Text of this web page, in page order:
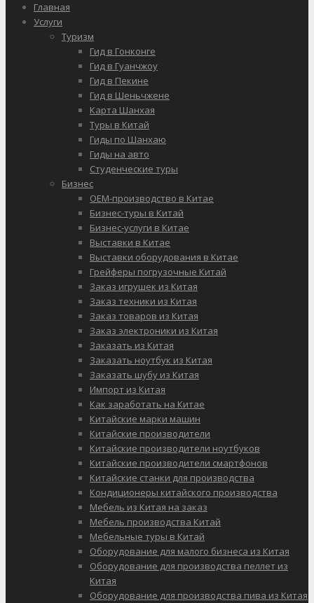
Главная
Услуги
Туризм
Гид в Гонконге
Гид в Гуанчжоу
Гид в Пекине
Гид в Шеньчжене
Карта Шанхая
Туры в Китай
Гиды по Шанхаю
Гиды на авто
Студенческие туры
Бизнес
OEM-производство в Китае
Бизнес-туры в Китай
Бизнес-услуги в Китае
Выставки в Китае
Выставки оборудования в Китае
Грейферы погрузочные Китай
Заказ игрушек из Китая
Заказ техники из Китая
Заказ товаров из Китая
Заказ электроники из Китая
Заказать из Китая
Заказать ноутбук из Китая
Заказать шубу из Китая
Импорт из Китая
Как заработать на Китае
Китайские марки машин
Китайские производители
Китайские производители ноутбуков
Китайские производители смартфонов
Китайские станки для производства
Кондиционеры китайского производства
Мебель из Китая на заказ
Мебель производства Китай
Мебельные туры в Китай
Оборудование для малого бизнеса из Китая
Оборудование для производства пеллет из
Китая
Оборудование для производства пива из Китая